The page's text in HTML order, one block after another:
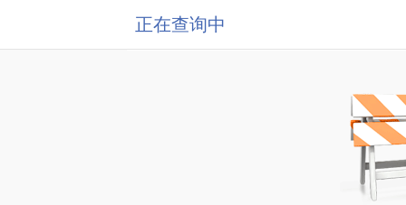
正在查询中